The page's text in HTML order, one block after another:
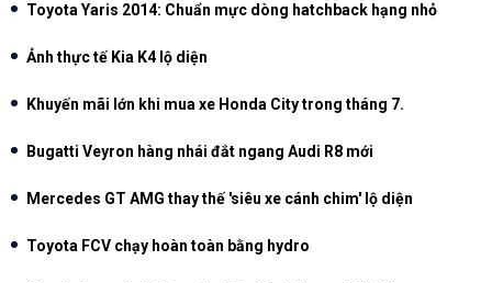
Toyota Yaris 2014: Chuẩn mực dòng hatchback hạng nhỏ
Ảnh thực tế Kia K4 lộ diện
Khuyến mãi lớn khi mua xe Honda City trong tháng 7.
Bugatti Veyron hàng nhái đắt ngang Audi R8 mới
Mercedes GT AMG thay thế 'siêu xe cánh chim' lộ diện
Toyota FCV chạy hoàn toàn bằng hydro